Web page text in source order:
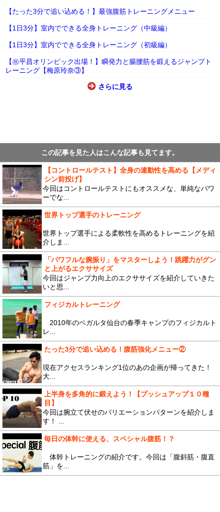
【たった3分で追い込める！】最強腹筋トレーニングメニュー
【1日3分】室内でできる全身トレーニング（中級編）
【1日3分】室内でできる全身トレーニング（初級編）
【㊗平昌オリンピック出場！】瞬発力と腸腰筋を鍛えるジャンプト
レーニング【梅原玲奈③】
さらに見る
この記事を見た人はこんな記事も見てます。
【コントロールテスト】全身の連動性を高める【メディ
シン前投げ】
今回はコントロールテストにもオススメな、単純なパワ
ーでな...
世界トップ選手のトレーニング
世界トップ選手による柔軟性を高めるトレーニングを紹
介しま...
「パワフルな腕振り」をマスターしよう！跳躍力がグン
と上がるエクササイズ
今回はジャンプ力向上のエクササイズを紹介していきた
いと思...
フィジカルトレーニング
2010年のベガルタ仙台の春季キャンプのフィジカルト
レ...
たった3分で追い込める！腹筋強化メニュー②
現在アクセスランキング1位のあの企画が帰ってきた！
大...
上半身を多角的に鍛えよう！【プッシュアップ１０種
目】
今回は腕立て伏せのバリエーションパターンを紹介しま
す！ ...
毎日の体幹に使える、スペシャル腹筋！？
体幹トレーニングの紹介です。今回は「腹斜筋・腹直
筋」を...